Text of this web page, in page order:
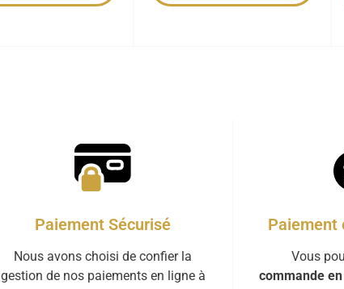
Paiement Sécurisé
Nous avons choisi de confier la
gestion de nos paiements en ligne à
Paiement
Vous
commande